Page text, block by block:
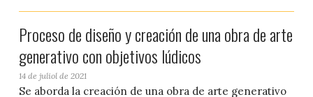
Proceso de diseño y creación de una obra de arte
generativo con objetivos lúdicos
14 de juliol de 2021
Se aborda la creación de una obra de arte generativo